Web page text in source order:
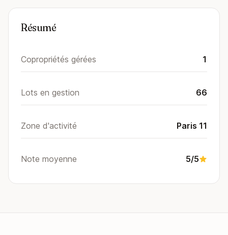
Résumé
Copropriétés gérées 1
Lots en gestion 66
Zone d'activité Paris 11
Note moyenne 5/5